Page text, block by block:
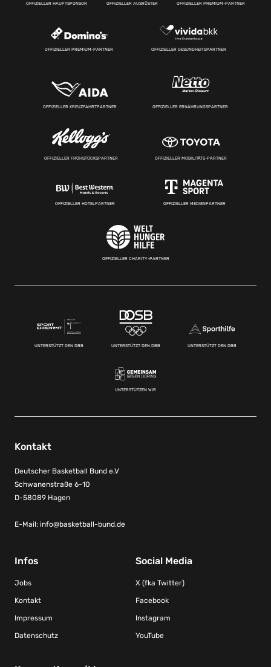
OFFIZIELLER HAUPTSPONSOR OFFIZIELLER AUSRÜSTER OFFIZIELLER PREMIUM-PARTNER
OFFIZIELLER PREMIUM-PARTNER OFFIZIELLER GESUNDHEITSPARTNER
OFFIZIELLER KREUZFAHRTPARTNER OFFIZIELLER ERNÄHRUNGSPARTNER
OFFIZIELLER FRÜHSTÜCKSPARTNER OFFIZIELLER MOBILITÄTS-PARTNER
OFFIZIELLER HOTELPARTNER OFFIZIELLER MEDIENPARTNER
OFFIZIELLER CHARITY-PARTNER
UNTERSTÜTZT DEN DBB UNTERSTÜTZT DEN DBB UNTERSTÜTZT DEN DBB
UNTERSTÜTZEN WIR
Kontakt
Deutscher Basketball Bund e.V
Schwanenstraße 6-10
D-58089 Hagen
E-Mail: info@basketball-bund.de
Infos
Jobs
Kontakt
Impressum
Datenschutz
Social Media
X (fka Twitter)
Facebook
Instagram
YouTube